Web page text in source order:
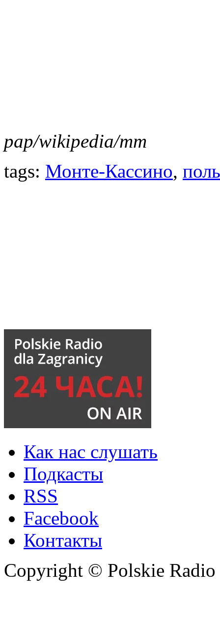
pap/wikipedia/mm
tags: Монте-Кассино,
Как нас слушать
Подкасты
RSS
Facebook
Контакты
Copyright © Polskie